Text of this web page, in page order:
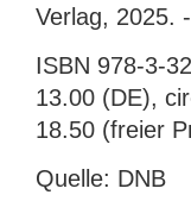
Verlag, 2025.
ISBN 978-3-
13.00 (DE),
18.50 (freier
Quelle: DNB